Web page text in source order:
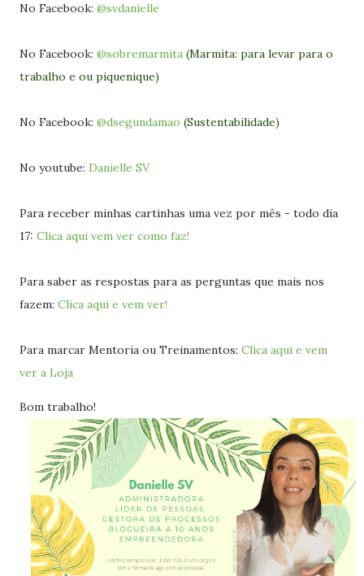
No Facebook: @svdanielle
No Facebook: @sobremarmita (Marmita: para levar para o
trabalho e ou piquenique)
No Facebook: @dsegundamao (Sustentabilidade)
No youtube: Danielle SV
Para receber minhas cartinhas uma vez por mês - todo dia
17: Clica aqui vem ver como faz!
Para saber as respostas para as perguntas que mais nos
fazem: Clica aqui e vem ver!
Para marcar Mentoria ou Treinamentos: Clica aqui e vem
ver a Loja
Bom trabalho!